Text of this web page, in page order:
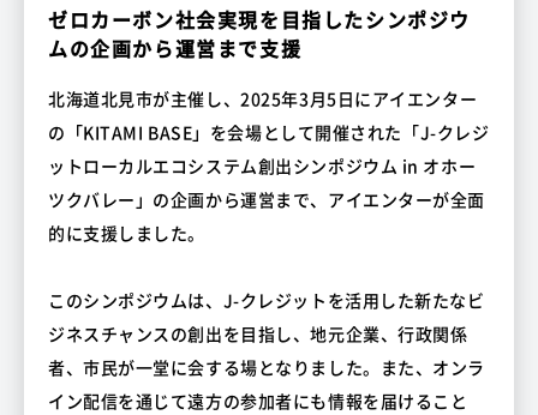
ゼロカーボン社会実現を目指したシンポジウ
ムの企画から運営まで支援
北海道北見市が主催し、2025年3月5日にアイエンター
の「KITAMI BASE」を会場として開催された「J-クレジ
ットローカルエコシステム創出シンポジウム in オホー
ツクバレー」の企画から運営まで、アイエンターが全面
的に支援しました。
このシンポジウムは、J-クレジットを活用した新たなビ
ジネスチャンスの創出を目指し、地元企業、行政関係
者、市民が一堂に会する場となりました。また、オンラ
イン配信を通じて遠方の参加者にも情報を届けること